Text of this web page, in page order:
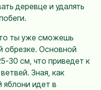
деревце и удалять
то ты уже сможешь
обрезке. Основной
30 см, что приведет к
Зная, как
идет в